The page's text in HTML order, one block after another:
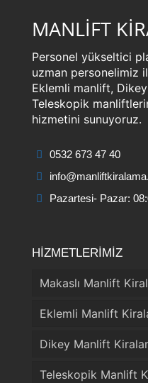
MANLİFT
Personel yükseltici
uzman personelimiz
Eklemli manlift,
Teleskopik
hizmetini sunuyoruz.
0532 673 47 40
Pazartesi- Pazar:
HİZMETLERİMİZ
Makaslı Manlift
Eklemli Manlift
Dikey Manlift
Teleskopik Manlift